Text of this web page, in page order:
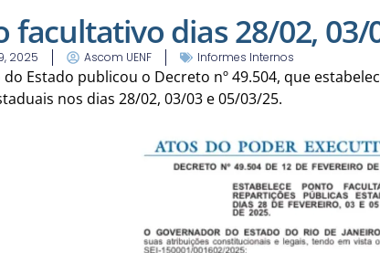
facultativo dias 28/02, 03/
2025 Ascom UENF Informes Internos
do Estado publicou o Decreto nº 49.504, que
nos dias 28/02, 03/03 e 05/03/25.